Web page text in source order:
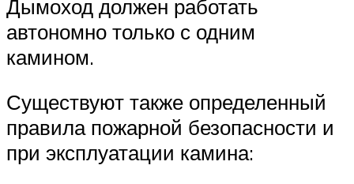
Дымоход должен работать
автономно только с одним
камином.
Существуют также определенный
правила пожарной безопасности и
при эксплуатации камина: